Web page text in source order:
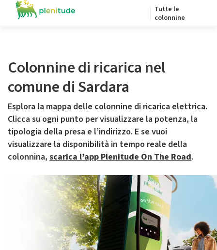
Tutte le
colonnine
Colonnine di ricarica nel
comune di Sardara
Esplora la mappa delle colonnine di ricarica elettrica.
Clicca su ogni punto per visualizzare la potenza, la
tipologia della presa e l’indirizzo. E se vuoi
visualizzare la disponibilità in tempo reale della
colonnina, scarica l’app Plenitude On The Road.